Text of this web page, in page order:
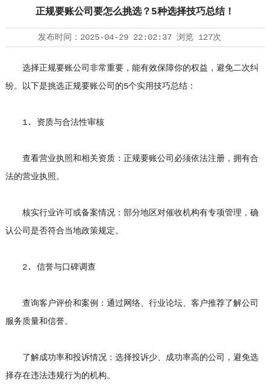
正规要账公司要怎么挑选？5种选择技巧总结！
发布时间： 2025-04-29 22:02:37浏览 127次
选择正规要账公司非常重要，能有效保障你的权益，避免二次纠
纷。以下是挑选正规要账公司的5个实用技巧总结：
1. 资质与合法性审核
查看营业执照和相关资质：正规要账公司必须依法注册，拥有合
法的营业执照。
核实行业许可或备案情况：部分地区对催收机构有专项管理，确
认公司是否符合当地政策规定。
2. 信誉与口碑调查
查询客户评价和案例：通过网络、行业论坛、客户推荐了解公司
服务质量和信誉。
了解成功率和投诉情况：选择投诉少、成功率高的公司，避免选
择存在违法违规行为的机构。